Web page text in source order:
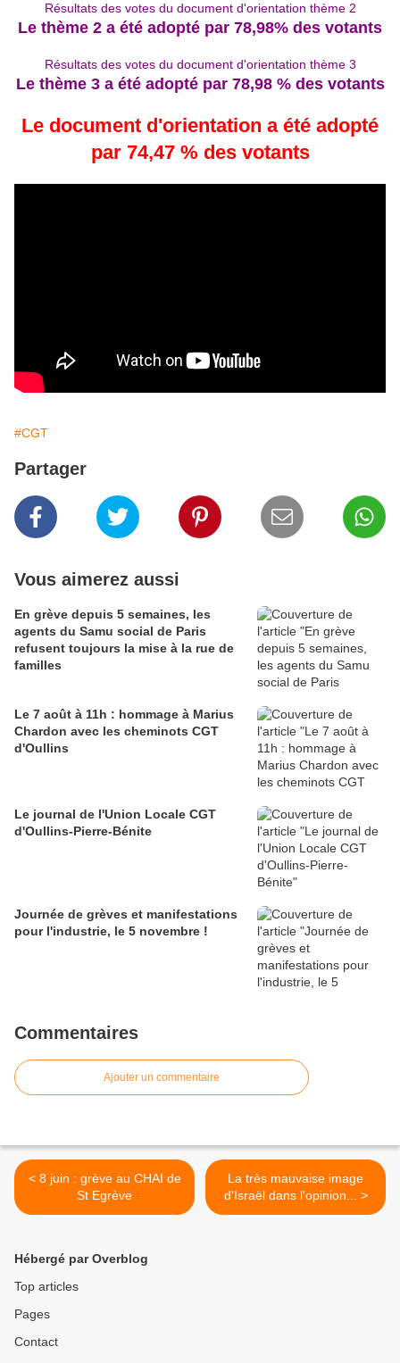
Résultats des votes du document d'orientation thème 2
Le thème 2 a été adopté par 78,98% des votants
Résultats des votes du document d'orientation thème 3
Le thème 3 a été adopté par 78,98 % des votants
Le document d'orientation a été adopté
par 74,47 % des votants
#CGT
Partager
Vous aimerez aussi
En grève depuis 5 semaines, les
agents du Samu social de Paris
refusent toujours la mise à la rue de
familles
Le 7 août à 11h : hommage à Marius
Chardon avec les cheminots CGT
d'Oullins
Le journal de l'Union Locale CGT
d'Oullins-Pierre-Bénite
Journée de grèves et manifestations
pour l'industrie, le 5 novembre !
Commentaires
Ajouter un commentaire
< 8 juin : grève au CHAI de
St Egrève
La très mauvaise image
d'Israël dans l'opinion... >
Hébergé par Overblog
Top articles
Pages
Contact